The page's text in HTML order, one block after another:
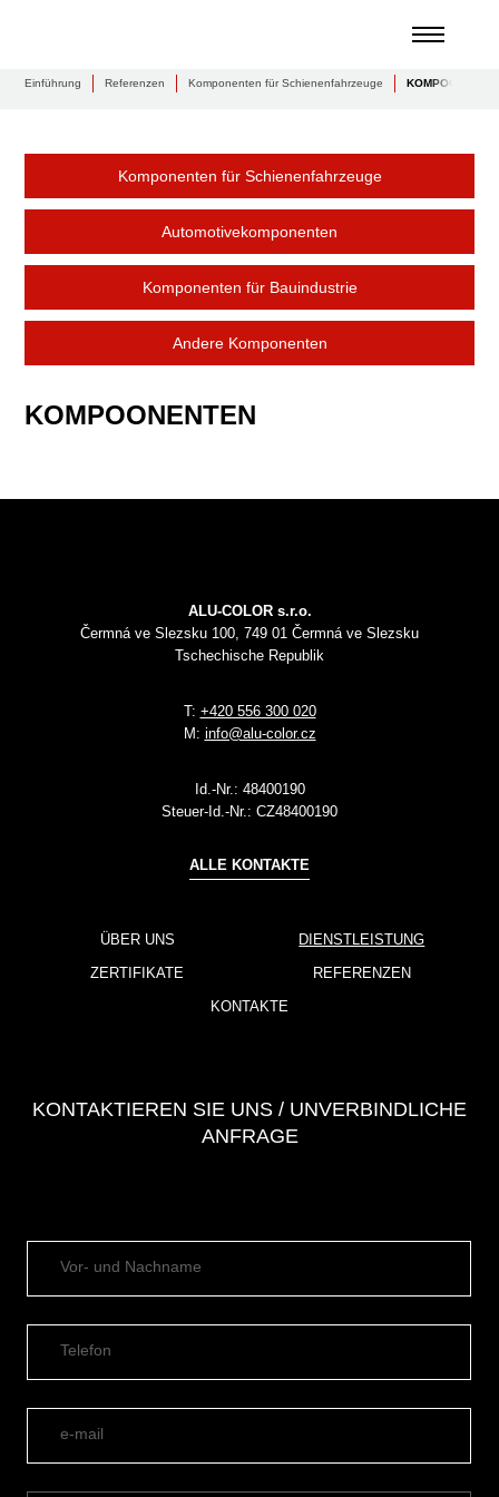
Einführung Referenzen Komponenten für Schienenfahrzeuge
Komponenten für Schienenfahrzeuge
Automotivekomponenten
Komponenten für Bauindustrie
Andere Komponenten
KOMPOONENTEN
ALU-COLOR s.r.o.
Čermná ve Slezsku 100, 749 01 Čermná ve Slezsku
Tschechische Republik
T: +420 556 300 020
M: info@alu-color.cz
Id.-Nr.: 48400190
Steuer-Id.-Nr.: CZ48400190
ALLE KONTAKTE
ÜBER UNS
DIENSTLEISTUNG
ZERTIFIKATE
REFERENZEN
KONTAKTE
KONTAKTIEREN SIE UNS / UNVERBINDLICHE
ANFRAGE
Vor- und Nachname
Telefon
e-mail